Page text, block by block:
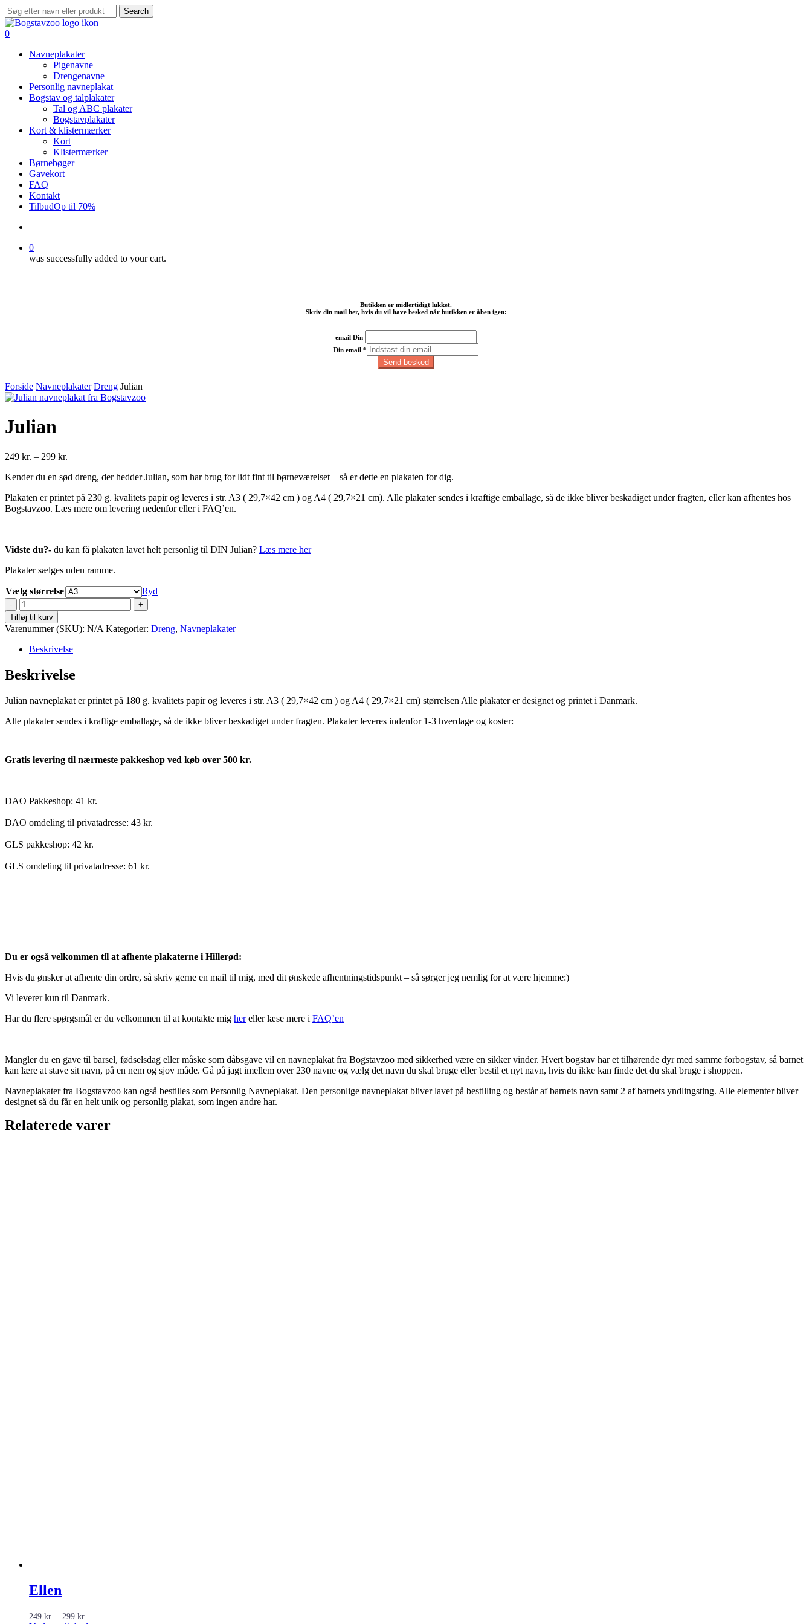
Skip
to
main
Search
Close
Search
search
0
Navneplakater
Pigenavne
Drengenavne
Personlig navneplakat
Bogstav og talplakater
Tal og ABC plakater
Bogstavplakater
Kort & klistermærker
Kort
Klistermærker
Børnebøger
Gavekort
FAQ
Kontakt
TilbudOp til 70%
0
was successfully added to your cart.
Butikken er midlertidigt lukket.
Skriv din mail her, hvis du vil have besked når butikken er åben igen:
email Din
Din email *
Send besked
Forside Navneplakater Dreng Julian
Julian
249 kr. – 299 kr.
til
Kender du en sød dreng, der hedder Julian, som har brug for lidt fint til børneværelset – så er dette en plakaten for dig.
Plakaten er printet på 230 g. kvalitets papir og leveres i str. A3 ( 29,7×42 cm ) og A4 ( 29,7×21 cm). Alle plakater sendes i kraftige emballage, så de ikke bliver beskadiget under fragten, eller kan afhentes hos
Bogstavzoo. Læs mere om levering nedenfor eller i FAQ’en.
Vidste du?- du kan få plakaten lavet helt personlig til DIN Julian? Læs mere her
Plakater sælges uden ramme.
Vælg størrelse
Ryd
Julian
antal
Tilføj til kurv
Varenummer (SKU): N/A Kategorier: Dreng, Navneplakater
Beskrivelse
Beskrivelse
Julian navneplakat er printet på 180 g. kvalitets papir og leveres i str. A3 ( 29,7×42 cm ) og A4 ( 29,7×21 cm) størrelsen Alle plakater er designet og printet i Danmark.
Alle plakater sendes i kraftige emballage, så de ikke bliver beskadiget under fragten. Plakater leveres indenfor 1-3 hverdage og koster:
Gratis levering til nærmeste pakkeshop ved køb over 500 kr.
DAO Pakkeshop: 41 kr.
DAO omdeling til privatadresse: 43 kr.
GLS pakkeshop: 42 kr.
GLS omdeling til privatadresse: 61 kr.
Du er også velkommen til at afhente plakaterne i Hillerød:
Hvis du ønsker at afhente din ordre, så skriv gerne en mail til mig, med dit ønskede afhentningstidspunkt – så sørger jeg nemlig for at være hjemme:)
Vi leverer kun til Danmark.
Har du flere spørgsmål er du velkommen til at kontakte mig hereller læse mere i FAQ’en
Mangler du en gave til barsel, fødselsdag eller måske som dåbsgave vil en navneplakat fra Bogstavzoo med sikkerhed være en sikker vinder. Hvert bogstav har et tilhørende dyr med samme forbogstav, så barnet
kan lære at stave sit navn, på en nem og sjov måde. Gå på jagt imellem over 230 navne og vælg det navn du skal bruge eller bestil et nyt navn, hvis du ikke kan finde det du skal bruge i shoppen.
Navneplakater fra Bogstavzoo kan også bestilles som Personlig Navneplakat. Den personlige navneplakat bliver lavet på bestilling og består af barnets navn samt 2 af barnets yndlingsting. Alle elementer bliver
designet så du får en helt unik og personlig plakat, som ingen andre har.
Relaterede varer
Ellen
249 kr. – 299 kr.